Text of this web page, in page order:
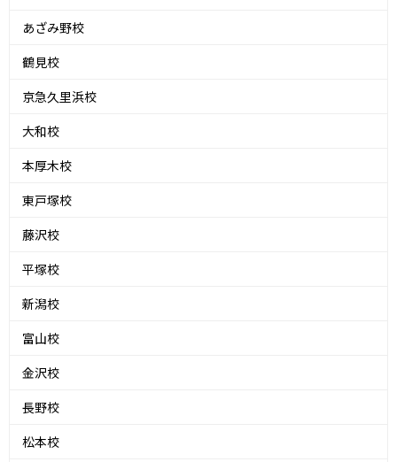
あざみ野校
鶴見校
京急久里浜校
大和校
本厚木校
東戸塚校
藤沢校
平塚校
新潟校
富山校
金沢校
長野校
松本校